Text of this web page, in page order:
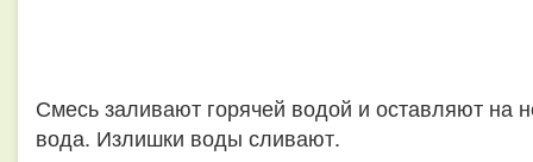
Смесь заливают горячей водой и оставляют на
вода. Излишки воды сливают.